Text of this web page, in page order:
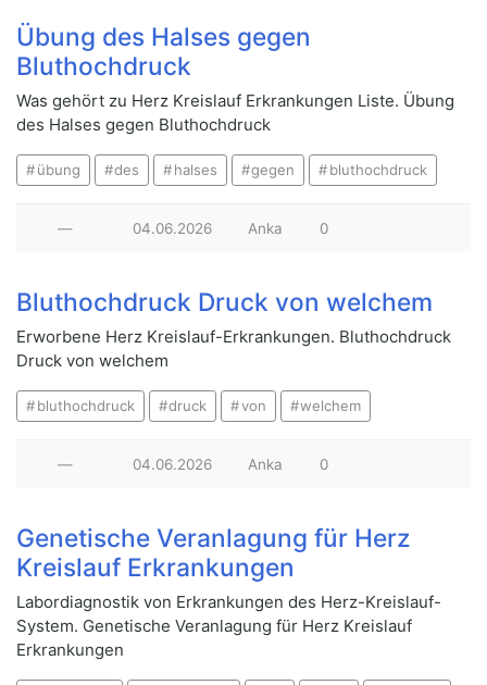
Übung des Halses gegen
Bluthochdruck
Was gehört zu Herz Kreislauf Erkrankungen Liste. Übung
des Halses gegen Bluthochdruck
übung des halses gegen bluthochdruck
— 04.06.2026 Anka 0
Bluthochdruck Druck von welchem
Erworbene Herz Kreislauf-Erkrankungen. Bluthochdruck
Druck von welchem
bluthochdruck druck von welchem
— 04.06.2026 Anka 0
Genetische Veranlagung für Herz
Kreislauf Erkrankungen
Labordiagnostik von Erkrankungen des Herz-Kreislauf-
System. Genetische Veranlagung für Herz Kreislauf
Erkrankungen